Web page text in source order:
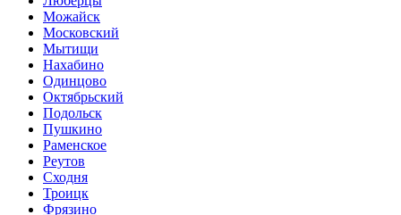
Можайск
Московский
Мытищи
Нахабино
Одинцово
Октябрьский
Подольск
Пушкино
Раменское
Реутов
Сходня
Троицк
Фрязино